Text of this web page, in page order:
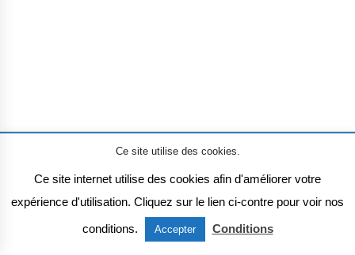
Voix à tous les étages
Ce site utilise des cookies.
Ce site internet utilise des cookies afin d'améliorer votre
expérience d'utilisation. Cliquez sur le lien ci-contre pour voir nos
conditions.
Accepter Conditions